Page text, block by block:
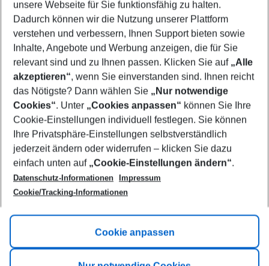
10/08/26–08/08/27 5-8 nights
Who will travel
2 adults No children
Show more filter
Footer
Footer navigation
Title A
Link A
unsere Webseite für Sie funktionsfähig zu halten.
Dadurch können wir die Nutzung unserer Plattform
verstehen und verbessern, Ihnen Support bieten sowie
Inhalte, Angebote und Werbung anzeigen, die für Sie
relevant sind und zu Ihnen passen. Klicken Sie auf „Alle
akzeptieren“, wenn Sie einverstanden sind. Ihnen reicht
das Nötigste? Dann wählen Sie „Nur notwendige
Cookies“. Unter „Cookies anpassen“ können Sie Ihre
Cookie-Einstellungen individuell festlegen. Sie können
Ihre Privatsphäre-Einstellungen selbstverständlich
jederzeit ändern oder widerrufen – klicken Sie dazu
einfach unten auf „Cookie-Einstellungen ändern“.
Datenschutz-Informationen
Impressum
Cookie/Tracking-Informationen
Cookie anpassen